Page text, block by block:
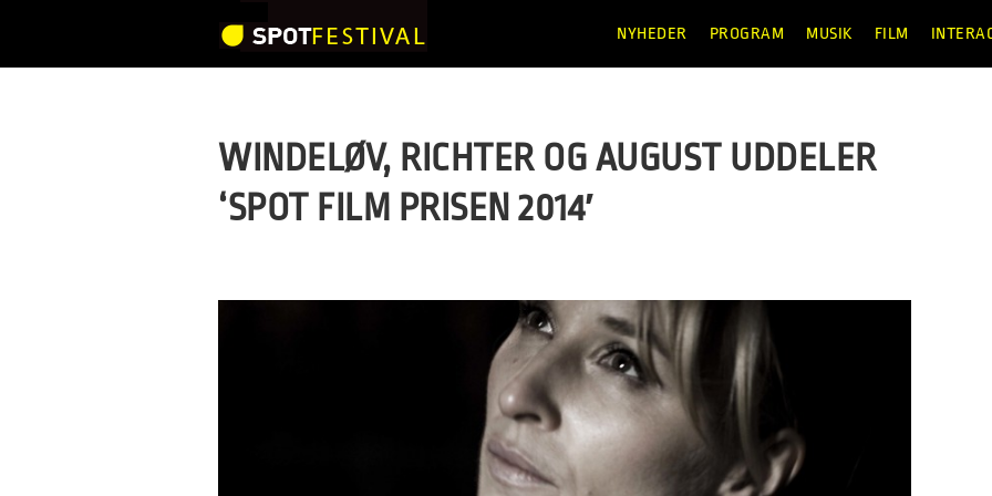
NYHEDER PROGRAM MUSIK FILM
WINDELØV, RICHTER OG AUGUST UDDELER
‘SPOT FILM PRISEN 2014′